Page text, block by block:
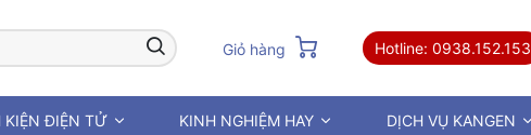
Giỏ hàng Hotline: 0938.152.153
KIỆN ĐIỆN TỬ KINH NGHIỆM HAY DỊCH VỤ KANGEN